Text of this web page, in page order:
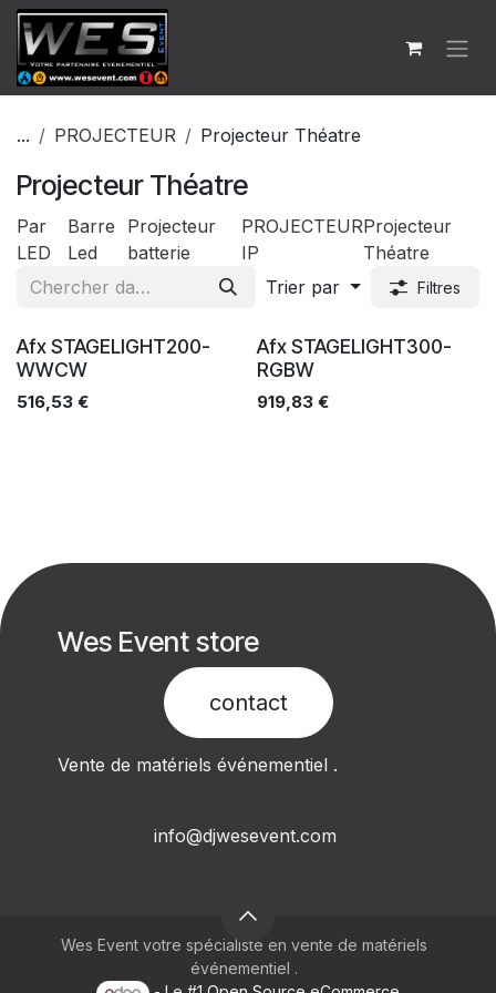
Se rendre au contenu
... PROJECTEUR Projecteur Théatre
Projecteur Théatre
Par
LED
Barre
Led
Projecteur
batterie
PROJECTEUR
IP
Projecteur
Théatre
Trier par
Filtres
Ventes
Afx STAGELIGHT200-
WWCW
516,53 €
Ventes
Afx STAGELIGHT300-
RGBW
919,83€
Wes Event store
contact​
Vente de matériels événementiel .
info@djwesevent.com
Wes Event votre spécialiste en vente de matériels
événementiel .